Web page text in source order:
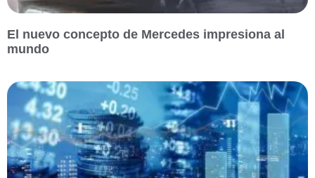
El nuevo concepto de Mercedes impresiona al
mundo